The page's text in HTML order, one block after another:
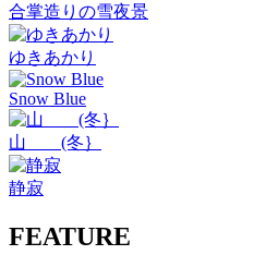
合掌造りの雪夜景
ゆきあかり
Snow Blue
山 (冬｝
静寂
FEATURE